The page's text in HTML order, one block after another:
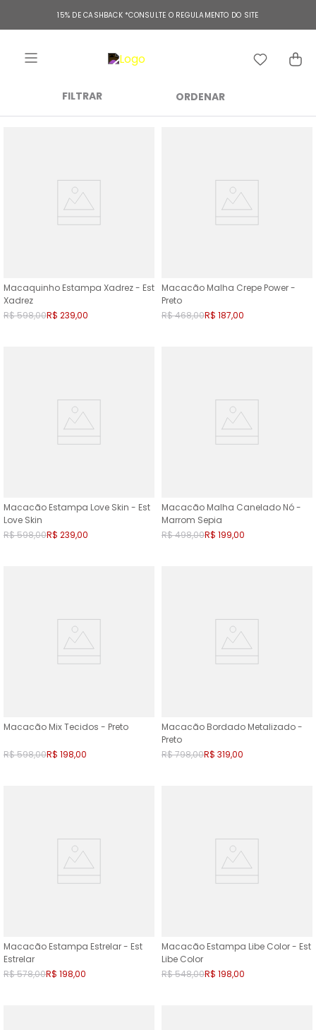
15% DE CASHBACK *CONSULTE O REGULAMENTO DO SITE
FILTRAR
Macaquinho Estampa Xadrez - Est
Xadrez
R$598,00R$ 239,00
Macacão Malha Crepe Power -
Preto
R$468,00R$ 187,00
Macacão Estampa Love Skin - Est
Love Skin
R$598,00R$ 239,00
Macacão Malha Canelado Nó -
Marrom Sepia
R$498,00R$ 199,00
Macacão Mix Tecidos - Preto
R$598,00R$ 198,00
Macacão Bordado Metalizado -
Preto
R$798,00R$ 319,00
Macacão Estampa Estrelar - Est
Estrelar
R$578,00R$ 198,00
Macacão Estampa Libe Color - Est
Libe Color
R$548,00R$ 198,00